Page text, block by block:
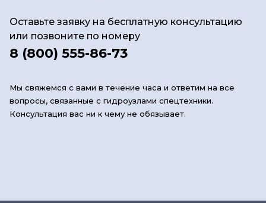
Оставьте заявку на бесплатную консультацию
или позвоните по номеру
8 (800) 555-86-73
Мы свяжемся с вами в течение часа и ответим на все
вопросы, связанные с гидроузлами спецтехники.
Консультация вас ни к чему не обязывает.